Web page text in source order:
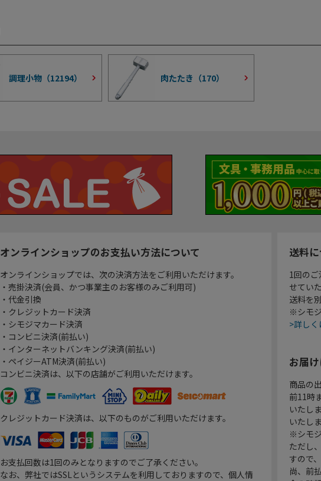
調理小物（12194） 肉たたき（170）
オンラインショップのお支払い方法について
オンラインショップでは、次の決済方法をご利用いただけます。
・売掛決済(会員、かつ事業主のお客様のみご利用可)
・代金引換
・クレジットカード決済
・シモジマカード決済
・コンビニ決済(前払い)
・インターネットバンキング決済(前払い)
・ペイジーATM決済(前払い)
コンビニ決済は、以下の店舗がご利用いただけます。
クレジットカード決済は、以下のものがご利用いただけます。
お支払回数は1回のみとなりますのでご了承ください。
なお、弊社ではSSLというシステムを利用しておりますので、個人情
送料
1回の
せてい
送料を
※シモ
>詳し
お届
商品の
前11時
いたし
いたし
※シモ
ただし
すので
尚、前